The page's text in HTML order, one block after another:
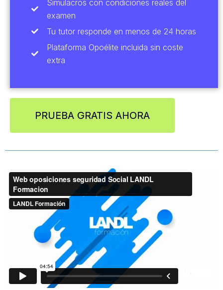
Simulacros con condiciones reales del
examen
Tu tutor responde en menos de 24 horas
Plataforma Opoélite incluida sin coste
extra
PRUEBA GRATIS AHORA